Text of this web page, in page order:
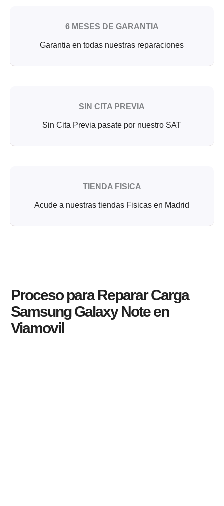
6 MESES DE GARANTIA
Garantia en todas nuestras reparaciones
SIN CITA PREVIA
Sin Cita Previa pasate por nuestro SAT
TIENDA FISICA
Acude a nuestras tiendas Fisicas en Madrid
Proceso para Reparar Carga
Samsung Galaxy Note en
Viamovil